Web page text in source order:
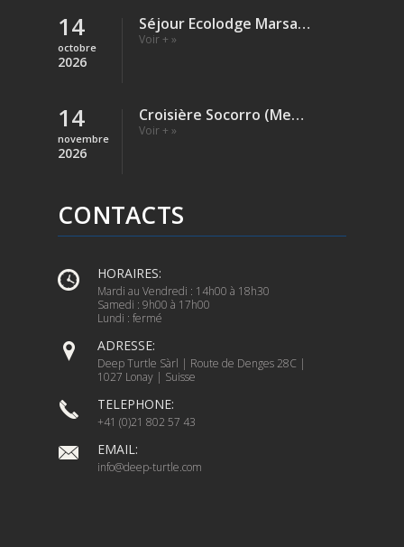
14
octobre
2026
Séjour Ecolodge Marsa Shagra – Egypte
Voir + »
14
novembre
2026
Croisière Socorro (Mexique)
Voir + »
CONTACTS
HORAIRES:
Mardi au Vendredi : 14h00 à 18h30
Samedi : 9h00 à 17h00
Lundi : fermé
ADRESSE:
Deep Turtle Sàrl | Route de Denges 28C |
1027 Lonay | Suisse
TELEPHONE:
+41 (0)21 802 57 43
EMAIL:
info@deep-turtle.com